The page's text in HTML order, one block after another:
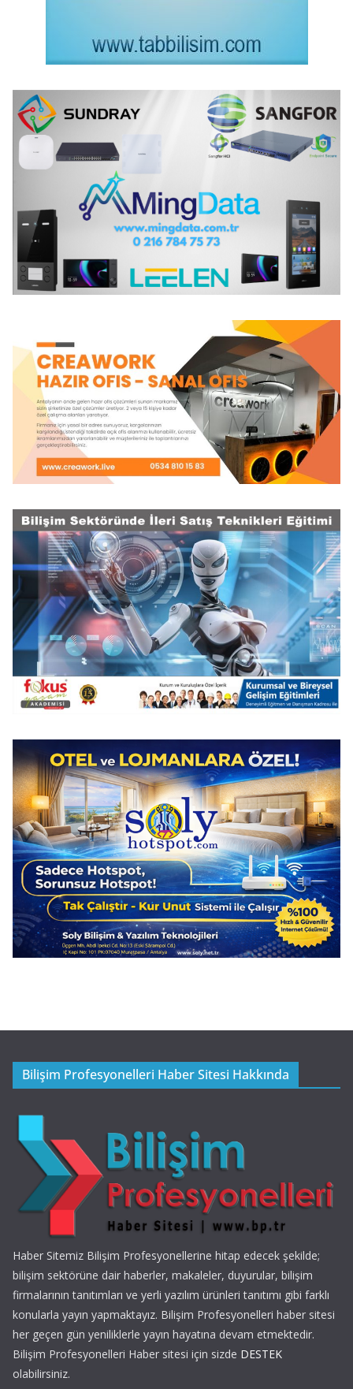
Bilişim Profesyonelleri Haber Sitesi Hakkında
Haber Sitemiz Bilişim Profesyonellerine hitap edecek şekilde;
bilişim sektörüne dair haberler, makaleler, duyurular, bilişim
firmalarının tanıtımları ve yerli yazılım ürünleri tanıtımı gibi farklı
konularla yayın yapmaktayız. Bilişim Profesyonelleri haber sitesi
her geçen gün yeniliklerle yayın hayatına devam etmektedir.
Bilişim Profesyonelleri Haber sitesi için sizde DESTEK
olabilirsiniz.